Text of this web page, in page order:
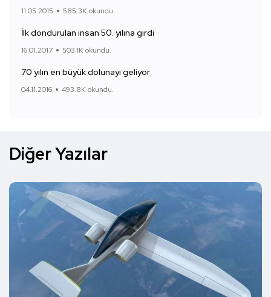
11.05.2015 585.3K okundu.
İlk dondurulan insan 50. yılına girdi
16.01.2017 503.1K okundu.
70 yılın en büyük dolunayı geliyor
04.11.2016 493.8K okundu.
Diğer Yazılar